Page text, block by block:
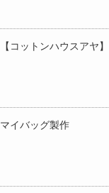
【コットンハウスアヤ
マイバッグ製作